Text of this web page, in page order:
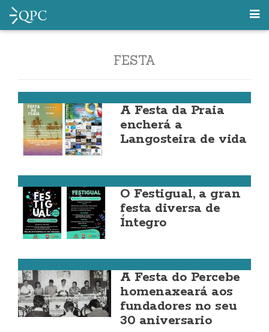
FESTA
A Festa da Praia
encherá a
Langosteira de vida
O Festigual, a gran
festa diversa de
Íntegro
A Festa do Percebe
homenaxeará aos
fundadores no seu
30 aniversario